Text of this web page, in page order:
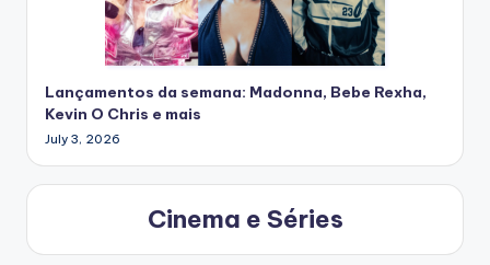
Lançamentos da semana: Madonna, Bebe Rexha,
Kevin O Chris e mais
July 3, 2026
Cinema e Séries